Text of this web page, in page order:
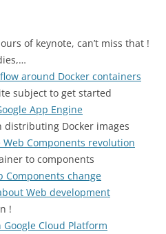
of keynote, can’t miss that !
around Docker containers
subject to get started
App Engine
distributing Docker images
Components revolution
to components
Components change
Web development
!
Cloud Platform